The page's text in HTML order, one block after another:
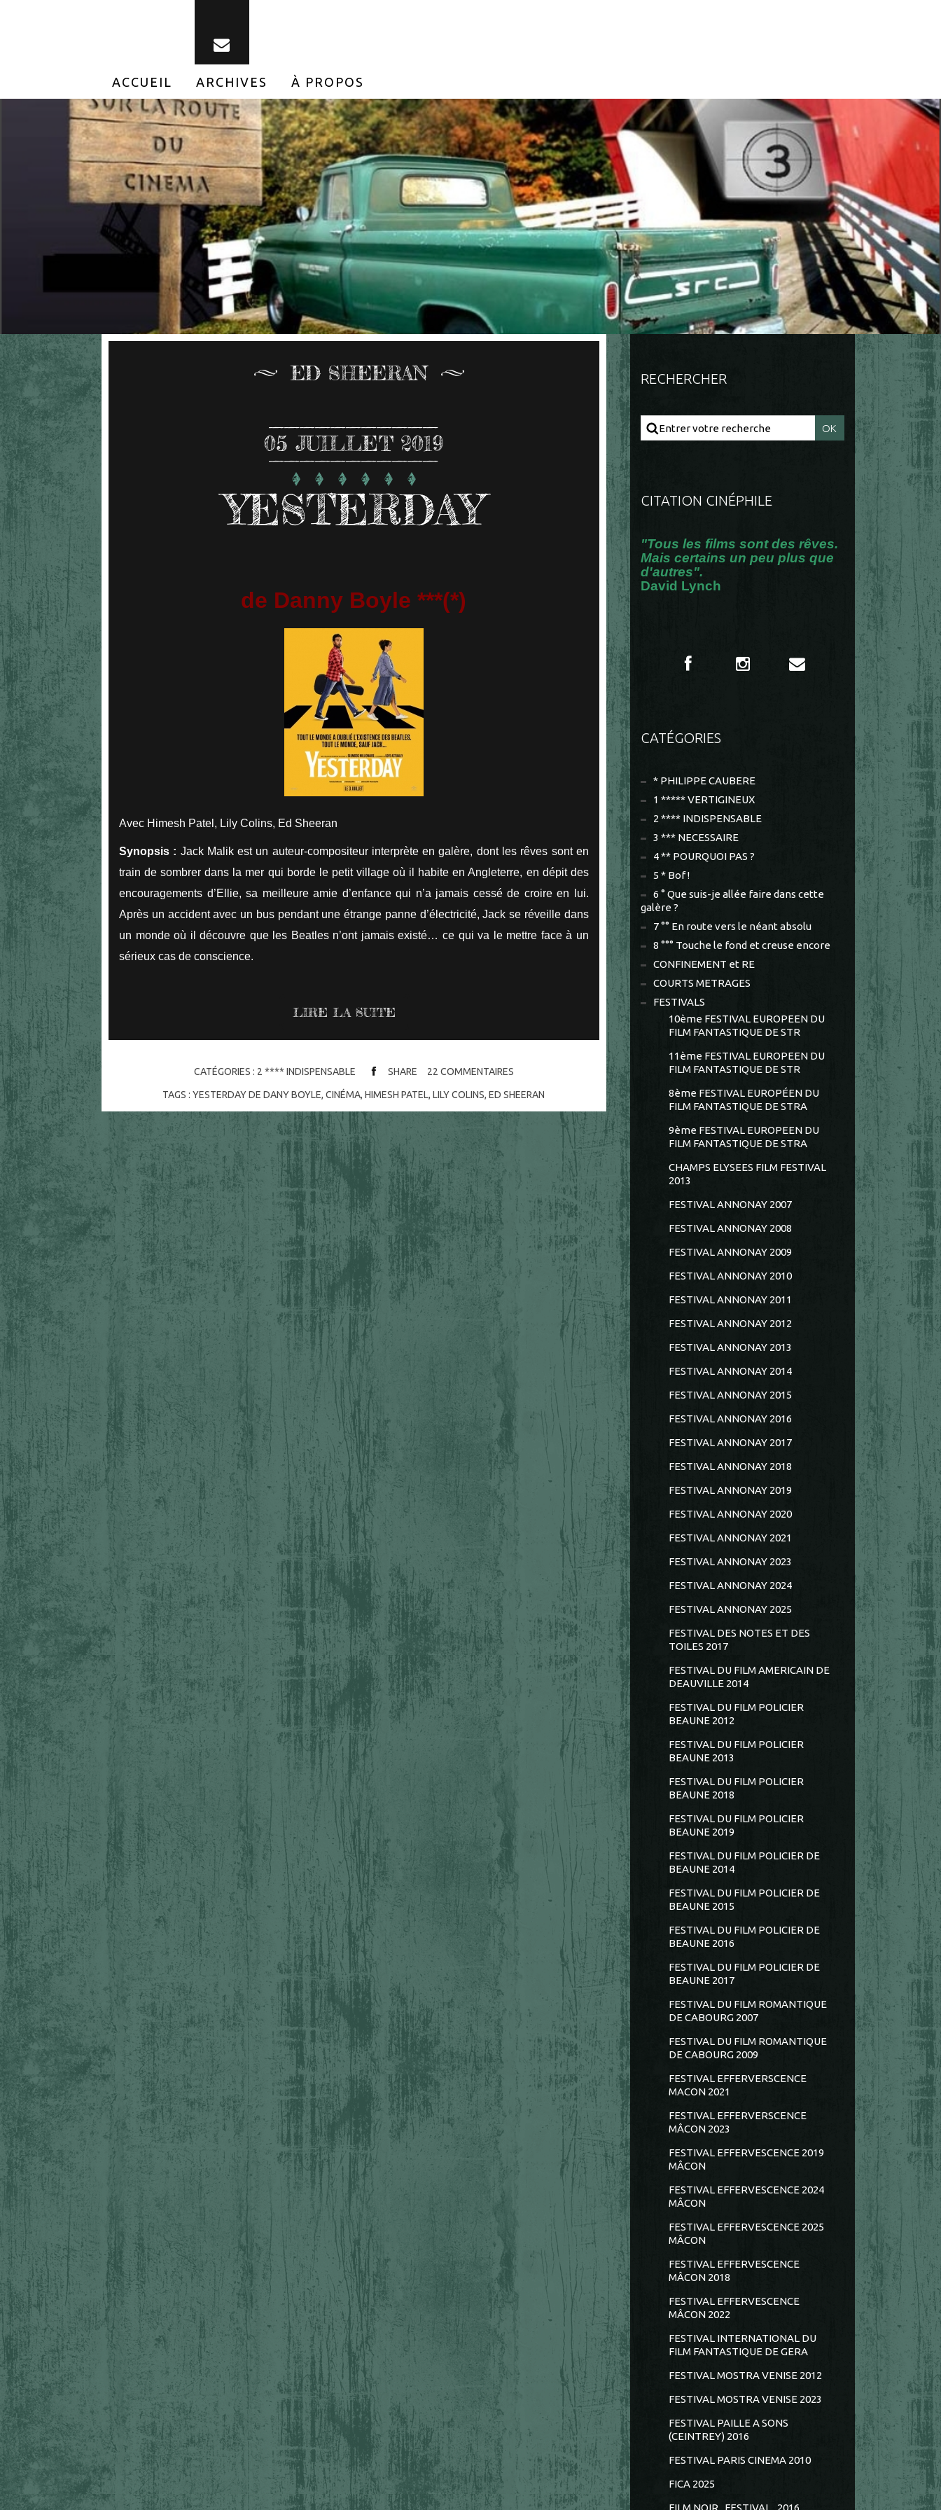
ACCUEIL ARCHIVES À PROPOS
ED SHEERAN
05 JUILLET 2019
YESTERDAY
de Danny Boyle ***(*)
Avec Himesh Patel, Lily Colins, Ed Sheeran
Synopsis : Jack Malik est un auteur-compositeur interprète en galère, dont les rêves sont en
train de sombrer dans la mer qui borde le petit village où il habite en Angleterre, en dépit des
encouragements d’Ellie, sa meilleure amie d’enfance qui n’a jamais cessé de croire en lui.
Après un accident avec un bus pendant une étrange panne d’électricité, Jack se réveille dans
un monde où il découvre que les Beatles n’ont jamais existé… ce qui va le mettre face à un
sérieux cas de conscience.
LIRE LA SUITE
CATÉGORIES : 2 **** INDISPENSABLE SHARE 22 COMMENTAIRES
TAGS :YESTERDAY DE DANY BOYLE,CINÉMA,HIMESH PATEL,LILY COLINS,ED SHEERAN
RECHERCHER
CITATION CINÉPHILE
"Tous les films sont des rêves.
Mais certains un peu plus que
d'autres".
David Lynch
CATÉGORIES
* PHILIPPE CAUBERE
1 ***** VERTIGINEUX
2 **** INDISPENSABLE
3 *** NECESSAIRE
4 ** POURQUOI PAS ?
5 * Bof !
6 ° Que suis-je allée faire dans cette
galère ?
7 °° En route vers le néant absolu
8 °°° Touche le fond et creuse encore
CONFINEMENT et RE
COURTS METRAGES
FESTIVALS
10ème FESTIVAL EUROPEEN DU
FILM FANTASTIQUE DE STR
11ème FESTIVAL EUROPEEN DU
FILM FANTASTIQUE DE STR
8ème FESTIVAL EUROPÉEN DU
FILM FANTASTIQUE DE STRA
9ème FESTIVAL EUROPEEN DU
FILM FANTASTIQUE DE STRA
CHAMPS ELYSEES FILM FESTIVAL
2013
FESTIVAL ANNONAY 2007
FESTIVAL ANNONAY 2008
FESTIVAL ANNONAY 2009
FESTIVAL ANNONAY 2010
FESTIVAL ANNONAY 2011
FESTIVAL ANNONAY 2012
FESTIVAL ANNONAY 2013
FESTIVAL ANNONAY 2014
FESTIVAL ANNONAY 2015
FESTIVAL ANNONAY 2016
FESTIVAL ANNONAY 2017
FESTIVAL ANNONAY 2018
FESTIVAL ANNONAY 2019
FESTIVAL ANNONAY 2020
FESTIVAL ANNONAY 2021
FESTIVAL ANNONAY 2023
FESTIVAL ANNONAY 2024
FESTIVAL ANNONAY 2025
FESTIVAL DES NOTES ET DES
TOILES 2017
FESTIVAL DU FILM AMERICAIN DE
DEAUVILLE 2014
FESTIVAL DU FILM POLICIER
BEAUNE 2012
FESTIVAL DU FILM POLICIER
BEAUNE 2013
FESTIVAL DU FILM POLICIER
BEAUNE 2018
FESTIVAL DU FILM POLICIER
BEAUNE 2019
FESTIVAL DU FILM POLICIER DE
BEAUNE 2014
FESTIVAL DU FILM POLICIER DE
BEAUNE 2015
FESTIVAL DU FILM POLICIER DE
BEAUNE 2016
FESTIVAL DU FILM POLICIER DE
BEAUNE 2017
FESTIVAL DU FILM ROMANTIQUE
DE CABOURG 2007
FESTIVAL DU FILM ROMANTIQUE
DE CABOURG 2009
FESTIVAL EFFERVERSCENCE
MACON 2021
FESTIVAL EFFERVERSCENCE
MÂCON 2023
FESTIVAL EFFERVESCENCE 2019
MÂCON
FESTIVAL EFFERVESCENCE 2024
MÂCON
FESTIVAL EFFERVESCENCE 2025
MÂCON
FESTIVAL EFFERVESCENCE
MÂCON 2018
FESTIVAL EFFERVESCENCE
MÂCON 2022
FESTIVAL INTERNATIONAL DU
FILM FANTASTIQUE DE GERA
FESTIVAL MOSTRA VENISE 2012
FESTIVAL MOSTRA VENISE 2023
FESTIVAL PAILLE A SONS
(CEINTREY) 2016
FESTIVAL PARIS CINEMA 2010
FICA 2025